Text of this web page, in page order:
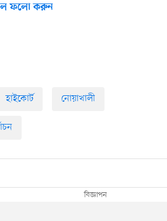
ফলো করুন
হাইকোর্ট নোয়াখালী